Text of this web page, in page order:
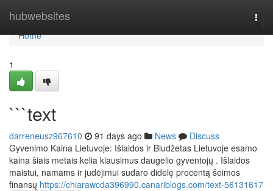
hubwebsites
Home
Home
1
```text
darreneusz967610 91 days ago News
Discuss
Gyvenimo Kaina Lietuvoje: Išlaidos ir Biudžetas Lietuvoje esamo
kaina šiais metais kelia klausimus daugelio gyventojų . Išlaidos
maistui, namams ir judėjimui sudaro didelę procentą šeimos
finansų https://chiarawcda396990.canariblogs.com/text-56131617